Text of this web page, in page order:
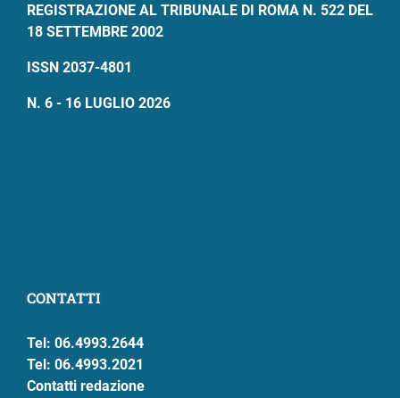
REGISTRAZIONE AL TRIBUNALE DI ROMA N. 522 DEL
18 SETTEMBRE 2002
ISSN 2037-4801
N. 6 - 16 LUGLIO 2026
CONTATTI
Tel: 06.4993.2644
Tel: 06.4993.2021
Contatti redazione